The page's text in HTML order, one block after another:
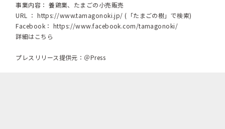
事業内容： 養鶏業、たまごの小売販売
URL ：https://www.tamagonoki.jp/ (「たまごの樹」で検索)
Facebook： https://www.facebook.com/tamagonoki/
詳細はこちら
プレスリリース提供元：＠Press